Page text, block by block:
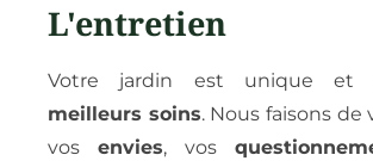
L'entretien
Votre jardin est unique et
meilleurs soins. Nous faisons de
vos envies, vos